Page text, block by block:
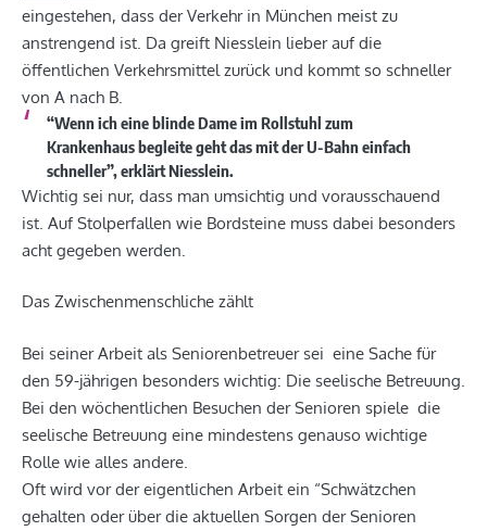
eingestehen, dass der Verkehr in München meist zu
anstrengend ist. Da greift Niesslein lieber auf die
öffentlichen Verkehrsmittel zurück und kommt so schneller
von A nach B.
“Wenn ich eine blinde Dame im Rollstuhl zum
Krankenhaus begleite geht das mit der U-Bahn einfach
schneller”, erklärt Niesslein.
Wichtig sei nur, dass man umsichtig und vorausschauend
ist. Auf Stolperfallen wie Bordsteine muss dabei besonders
acht gegeben werden.
Das Zwischenmenschliche zählt
Bei seiner Arbeit als Seniorenbetreuer sei eine Sache für
den 59-jährigen besonders wichtig: Die seelische Betreuung.
Bei den wöchentlichen Besuchen der Senioren spiele die
seelische Betreuung eine mindestens genauso wichtige
Rolle wie alles andere.
Oft wird vor der eigentlichen Arbeit ein “Schwätzchen
gehalten oder über die aktuellen Sorgen der Senioren